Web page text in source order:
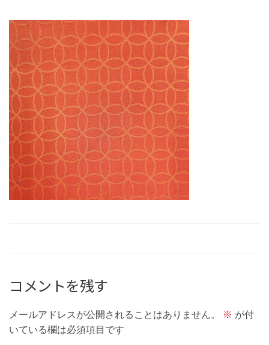
Google+ Email
コメントを残す
メールアドレスが公開されることはありません。 ※ が付
いている欄は必須項目です